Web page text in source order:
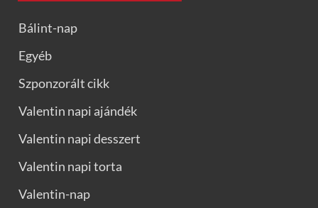
Bálint-nap
Egyéb
Szponzorált cikk
Valentin napi ajándék
Valentin napi desszert
Valentin napi torta
Valentin-nap